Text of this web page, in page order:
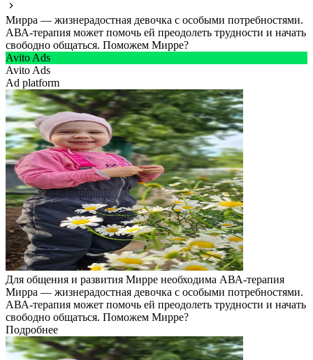
Мирра — жизнерадостная девочка с особыми потребностями.
АВА-терапия может помочь ей преодолеть трудности и начать
свободно общаться. Поможем Мирре?
Avito Ads
Avito Ads
Ad platform
Для общения и развития Мирре необходима АВА-терапия
Мирра — жизнерадостная девочка с особыми потребностями.
АВА-терапия может помочь ей преодолеть трудности и начать
свободно общаться. Поможем Мирре?
Подробнее